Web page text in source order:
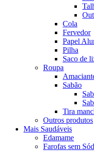
Cola
Fervedor
Papel
Pilha
Saco de
Roupa
Sabão
Tira
Outros produtos
Mais Saudáveis
Edamame
Farofas sem